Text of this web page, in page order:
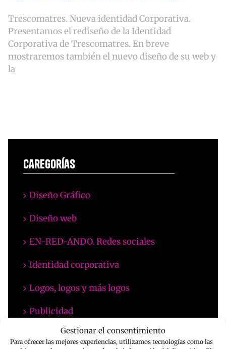
Gestionar el consentimiento
Para ofrecer las mejores experiencias, utilizamos tecnologías como las
Trescomatres. Nueva identidad Corporativa.
Presentamos el rediseño de la Identidad
Corporativa de Trescomatres. En breve
mostraremos también el nuevo diseño de su web y
la
Caregorías
Diseño Gráfico
Diseño web
EN-RED-ANDO. Redes sociales
Identidad corporativa
Logos, logos y más logos
Publicidad